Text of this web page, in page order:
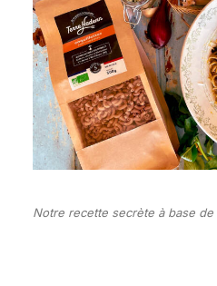
Notre recette secrète à base de